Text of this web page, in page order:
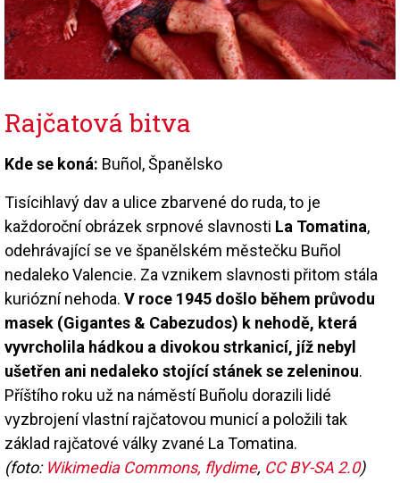
Rajčatová bitva
Kde se koná: Buñol, Španělsko
Tisícihlavý dav a ulice zbarvené do ruda, to je
každoroční obrázek srpnové slavnosti La Tomatina,
odehrávající se ve španělském městečku Buñol
nedaleko Valencie. Za vznikem slavnosti přitom stála
kuriózní nehoda. V roce 1945 došlo během průvodu
masek (Gigantes & Cabezudos) k nehodě, která
vyvrcholila hádkou a divokou strkanicí, jíž nebyl
ušetřen ani nedaleko stojící stánek se zeleninou.
Příštího roku už na náměstí Buñolu dorazili lidé
vyzbrojení vlastní rajčatovou municí a položili tak
základ rajčatové války zvané La Tomatina.
(foto: Wikimedia Commons, flydime, CC BY-SA 2.0)